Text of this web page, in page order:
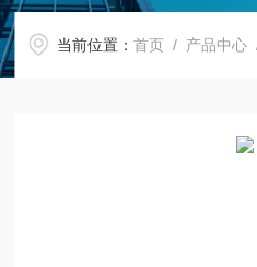
当前位置：首页 / 产品中心